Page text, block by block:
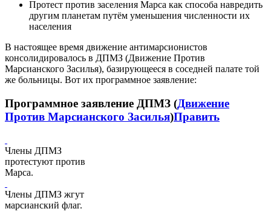
Протест против заселения Марса как способа навредить
другим планетам путём уменьшения численности их
населения
В настоящее время движение антимарсионистов
консолидировалось в ДПМЗ (Движение Против
Марсианского Засилья), базирующееся в соседней палате той
же больницы. Вот их программное заявление:
Программное заявление ДПМЗ (Движение
Против Марсианского Засилья)Править
Члены ДПМЗ
протестуют против
Марса.
Члены ДПМЗ жгут
марсианский флаг.